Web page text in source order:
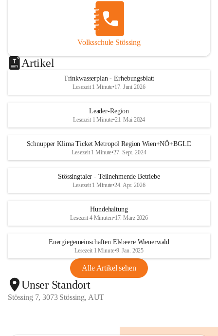
Volksschule Stössing
Artikel
Trinkwasserplan - Erhebungsblatt
Lesezeit 1 Minute•17. Juni 2026
Leader-Region
Lesezeit 1 Minute•21. Mai 2024
Schnupper Klima Ticket Metropol Region Wien+NÖ+BGLD
Lesezeit 1 Minute•27. Sept. 2024
Stössingtaler - Teilnehmende Betriebe
Lesezeit 1 Minute•24. Apr. 2026
Hundehaltung
Lesezeit 4 Minuten•17. März 2026
Energiegemeinschaften Elsbeere Wienerwald
Lesezeit 1 Minute•9. Jan. 2025
Alle Artikel sehen
Unser Standort
Stössing 7, 3073 Stössing, AUT